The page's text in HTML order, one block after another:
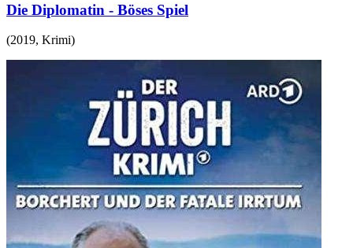
Die Diplomatin - Böses Spiel
(2019, Krimi)